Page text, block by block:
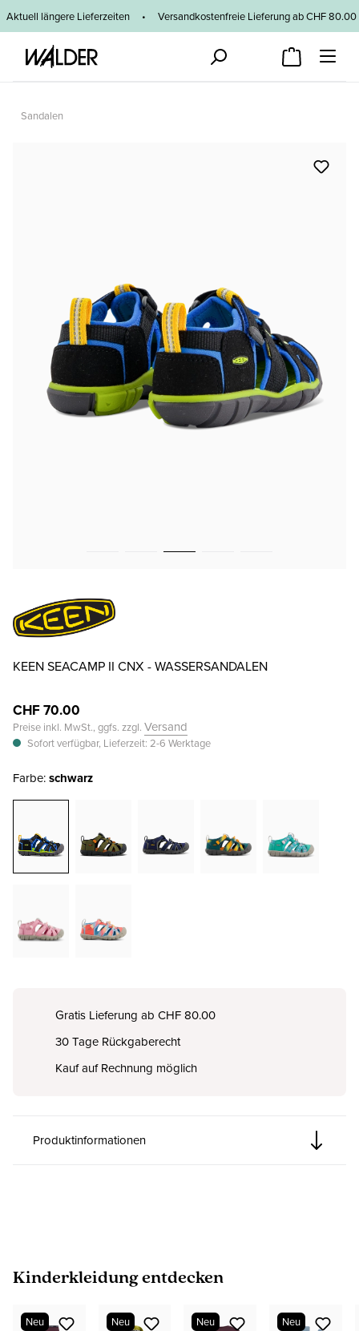
Zum Hauptinhalt springen
Aktuell längere Lieferzeiten • Versandkostenfreie Lieferung ab CHF
Sandalen
KEEN SEACAMP II CNX - WASSERSANDALEN
CHF 70.00
Preise inkl. MwSt., ggfs. zzgl. Versand
Sofort verfügbar, Lieferzeit: 2-6 Werktage
Farbe:schwarz
Gratis Lieferung ab CHF 80.00
30 Tage Rückgaberecht
Kauf auf Rechnung möglich
Produktinformationen
Produktgalerie überspringen
Kinderkleidung entdecken
Neu Neu Neu Neu